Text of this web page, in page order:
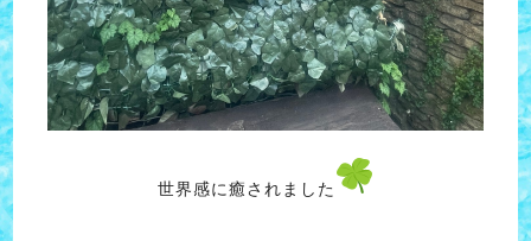
世界感に癒されました